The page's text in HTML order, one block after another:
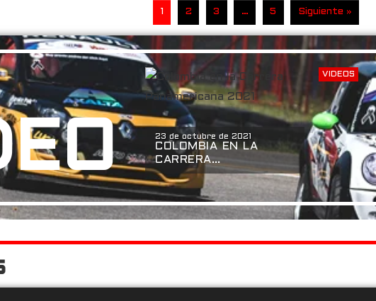
1 2 3 … 5 Siguiente »
VIDEOS
23 de octubre de 2021
COLOMBIA EN LA
CARRERA
PANAMERICANA 2021